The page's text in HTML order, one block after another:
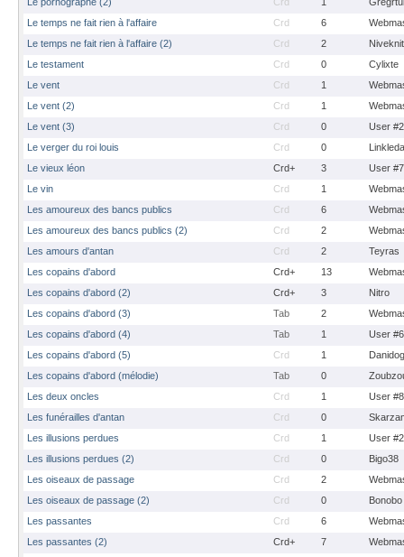
Le temps ne fait rien à l'affaire
Crd 6
Le temps ne fait rien à l'affaire (2)
Crd 2
Le testament
Crd 0
Cylixte
Le vent
Crd 1
Le vent (2)
Crd 1
Le vent (3)
Crd 0
User
Le verger du roi louis
Crd 0
Le vieux léon
Crd+ 3
User
Le vin
Crd 1
Les amoureux des bancs publics
Crd 6
Les amoureux des bancs publics (2)
Crd 2
Les amours d'antan
Crd 2
Teyras
Les copains d'abord
Crd+ 13
Les copains d'abord (2)
Crd+ 3
Nitro
Les copains d'abord (3)
Tab 2
Les copains d'abord (4)
Tab 1
User
Les copains d'abord (5)
Crd 1
Danidog
Les copains d'abord (mélodie)
Tab 0
Les deux oncles
Crd 1
User
Les funérailles d'antan
Crd 0
Les illusions perdues
Crd 1
User
Les illusions perdues (2)
Crd 0
Bigo38
Les oiseaux de passage
Crd 2
Les oiseaux de passage (2)
Crd 0
Bonobo
Les passantes
Crd 6
Les passantes (2)
Crd+ 7